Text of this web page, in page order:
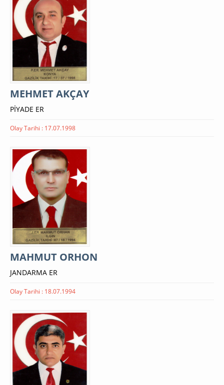
MEHMET AKÇAY
PİYADE ER
Olay Tarihi : 17.07.1998
MAHMUT ORHON
JANDARMA ER
Olay Tarihi : 18.07.1994